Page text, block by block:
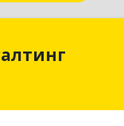
обл, Саров г,